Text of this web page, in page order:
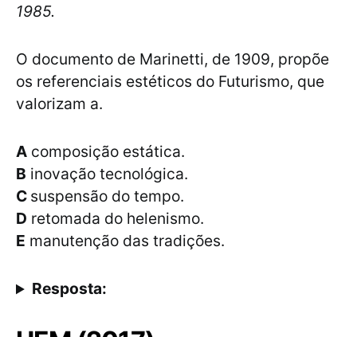
1985.
O documento de Marinetti, de 1909, propõe
os referenciais estéticos do Futurismo, que
valorizam a.
A composição estática.
B inovação tecnológica.
C suspensão do tempo.
D retomada do helenismo.
E manutenção das tradições.
Resposta: